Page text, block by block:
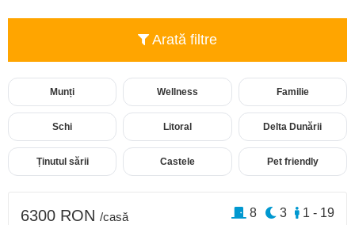
Arată filtre
Munți Wellness Familie
Schi Litoral Delta Dunării
Ținutul sării Castele Pet friendly
6300 RON /casă 1 - 19
3
8